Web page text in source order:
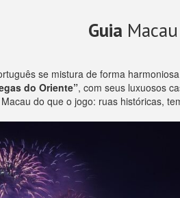
Guia Macau
se mistura de forma
do Oriente”, com seus luxuosos
do que o jogo: ruas históricas,